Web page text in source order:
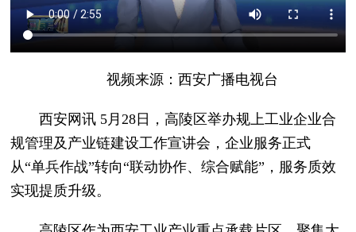
视频来源：西安广播电视台
西安网讯 5月28日，高陵区举办规上工业企业合
规管理及产业链建设工作宣讲会，企业服务正式
从“单兵作战”转向“联动协作、综合赋能”，服务质效
实现提质升级。